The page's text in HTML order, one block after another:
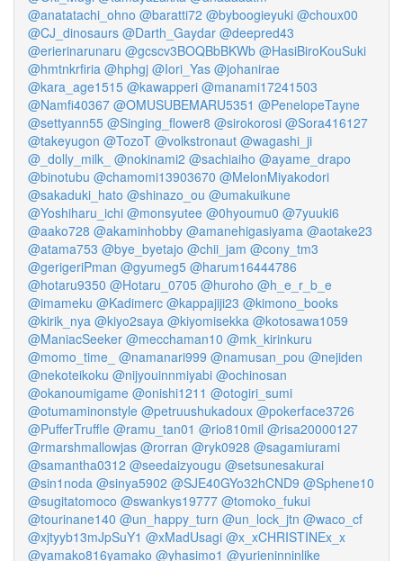
@anatatachi_ohno @baratti72 @byboogieyuki @choux00
@CJ_dinosaurs @Darth_Gaydar @deepred43
@erierinarunaru @gcscv3BOQBbBKWb @HasiBiroKouSuki
@hmtnkrfiria @hphgj @Iori_Yas @johanirae
@kara_age1515 @kawapperi @manami17241503
@Namfi40367 @OMUSUBEMARU5351 @PenelopeTayne
@settyann55 @Singing_flower8 @sirokorosi @Sora416127
@takeyugon @TozoT @volkstronaut @wagashi_ji
@_dolly_milk_ @nokinami2 @sachiaiho @ayame_drapo
@binotubu @chamomi13903670 @MelonMiyakodori
@sakaduki_hato @shinazo_ou @umakuikune
@Yoshiharu_ichi @monsyutee @0hyoumu0 @7yuuki6
@aako728 @akaminhobby @amanehigasiyama @aotake23
@atama753 @bye_byetajo @chii_jam @cony_tm3
@gerigeriPman @gyumeg5 @harum16444786
@hotaru9350 @Hotaru_0705 @huroho @h_e_r_b_e
@imameku @Kadimerc @kappajiji23 @kimono_books
@kirik_nya @kiyo2saya @kiyomisekka @kotosawa1059
@ManiacSeeker @mecchaman10 @mk_kirinkuru
@momo_time_ @namanari999 @namusan_pou @nejiden
@nekoteikoku @nijyouinnmiyabi @ochinosan
@okanoumigame @onishi1211 @otogiri_sumi
@otumaminonstyle @petruushukadoux @pokerface3726
@PufferTruffle @ramu_tan01 @rio810mil @risa20000127
@rmarshmallowjas @rorran @ryk0928 @sagamiurami
@samantha0312 @seedaizyougu @setsunesakurai
@sin1noda @sinya5902 @SJE40GYo32hCND9 @Sphene10
@sugitatomoco @swankys19777 @tomoko_fukui
@tourinane140 @un_happy_turn @un_lock_jtn @waco_cf
@xjtyyb13mJpSuY1 @xMadUsagi @x_xCHRISTINEx_x
@yamako816yamako @yhasimo1 @yurieninninlike